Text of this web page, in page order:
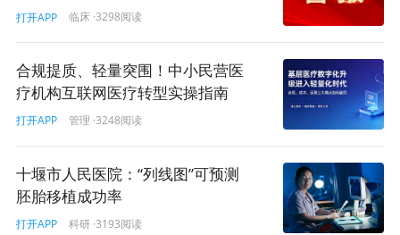
打开APP 临床 ·3298阅读
合规提质、轻量突围！中小民营医
疗机构互联网医疗转型实操指南
打开APP 管理 ·3248阅读
十堰市人民医院：“列线图”可预测
胚胎移植成功率
打开APP 科研 ·3193阅读